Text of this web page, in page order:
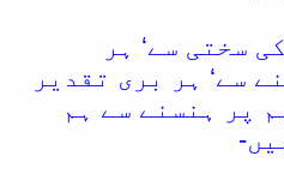
سختی سے‘ ہر
سے‘ ہر بری تقدیر
پر ہنسنے سے ہم